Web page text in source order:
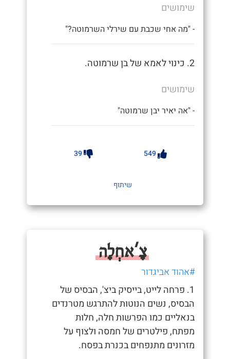
שימושים
- "מה אחי שכבת עם שירלי השרמוטה?"
2. כינוי לאמא של בן שרמוטה.
שימושים
- "אה יאיר יבן שרמוטה"
549
39
שיתוף
צָ'אחְלָה
#אהוד אביגדור
1. פרחה לייט, בייסיק ביצ', הבסיס של
הבסיס, נשים הנוטות להתרגש מטרנדים
בנאליים כמו הפרשות חלה, חלות
מפתח, פילטרים של חמסה ולצוף על
מזרונים מתנפחים בכנרת בפסח.